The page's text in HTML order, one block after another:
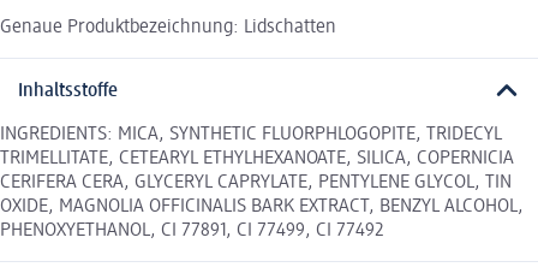
Genaue Produktbezeichnung: Lidschatten
Inhaltsstoffe
INGREDIENTS: MICA, SYNTHETIC FLUORPHLOGOPITE, TRIDECYL
TRIMELLITATE, CETEARYL ETHYLHEXANOATE, SILICA, COPERNICIA
CERIFERA CERA, GLYCERYL CAPRYLATE, PENTYLENE GLYCOL, TIN
OXIDE, MAGNOLIA OFFICINALIS BARK EXTRACT, BENZYL ALCOHOL,
PHENOXYETHANOL, CI 77891, CI 77499, CI 77492